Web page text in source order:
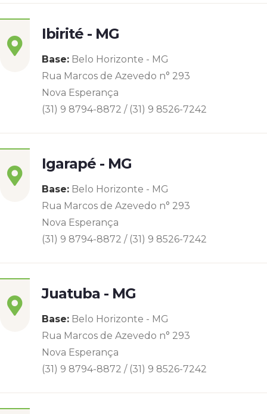
Ibirité - MG
Base: Belo Horizonte - MG
Rua Marcos de Azevedo n° 293
Nova Esperança
(31) 9 8794-8872 / (31) 9 8526-7242
Igarapé - MG
Base: Belo Horizonte - MG
Rua Marcos de Azevedo n° 293
Nova Esperança
(31) 9 8794-8872 / (31) 9 8526-7242
Juatuba - MG
Base: Belo Horizonte - MG
Rua Marcos de Azevedo n° 293
Nova Esperança
(31) 9 8794-8872 / (31) 9 8526-7242